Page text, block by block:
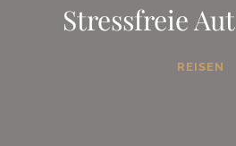
Stressfreie
REISEN